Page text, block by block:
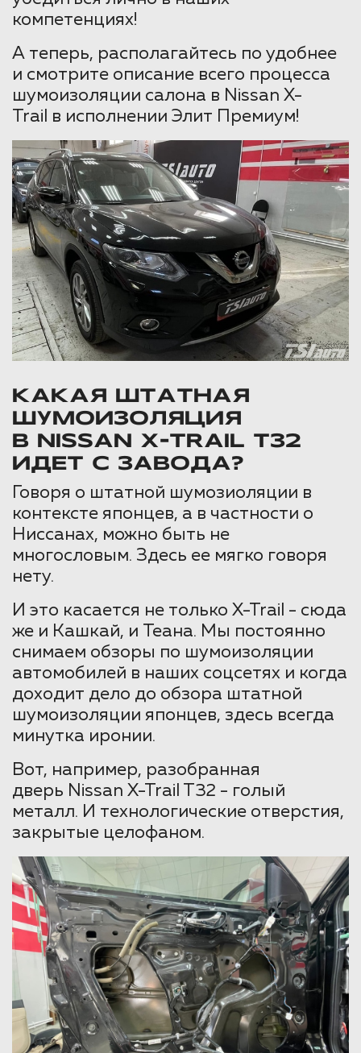
компетенциях!
А теперь, располагайтесь по удобнее
и смотрите описание всего процесса
шумоизоляции салона в Nissan X-
Trail в исполнении Элит Премиум!
КАКАЯ ШТАТНАЯ
ШУМОИЗОЛЯЦИЯ
В NISSAN X-TRAIL T32
ИДЕТ С ЗАВОДА?
Говоря о штатной шумозиоляции в
контексте японцев, а в частности о
Ниссанах, можно быть не
многословым. Здесь ее мягко говоря
нету.
И это касается не только X-Trail - сюда
же и Кашкай, и Теана. Мы постоянно
снимаем обзоры по шумоизоляции
автомобилей в наших соцсетях и когда
доходит дело до обзора штатной
шумоизоляции японцев, здесь всегда
минутка иронии.
Вот, например, разобранная
дверь Nissan X-Trail T32 - голый
металл. И технологические отверстия,
закрытые целофаном.